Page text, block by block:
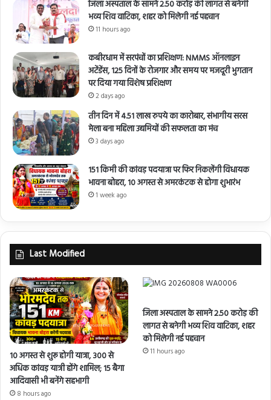
जिला अस्पताल के सामने 2.50 करोड़ की लागत से बनेगी
भव्य शिव वाटिका, शहर को मिलेगी नई पहचान
11 hours ago
कबीरधाम में सरपंचों का प्रशिक्षण: NMMS ऑनलाइन
अटेंडेंस, 125 दिनों के रोजगार और समय पर मजदूरी भुगतान
पर दिया गया विशेष प्रशिक्षण
2 days ago
तीन दिन में 4.51 लाख रुपये का कारोबार, संभागीय सरस
मेला बना महिला उद्यमियों की सफलता का मंच
3 days ago
151 किमी की कांवड़ पदयात्रा पर फिर निकलेंगी विधायक
भावना बोहरा, 10 अगस्त से अमरकंटक से होगा शुभारंभ
1 week ago
Last Modified
10 अगस्त से शुरू होगी यात्रा, 300 से
अधिक कांवड़ यात्री होंगे शामिल; 15 बैगा
आदिवासी भी बनेंगे सहभागी
8 hours ago
जिला अस्पताल के सामने 2.50 करोड़ की
लागत से बनेगी भव्य शिव वाटिका, शहर
को मिलेगी नई पहचान
11 hours ago